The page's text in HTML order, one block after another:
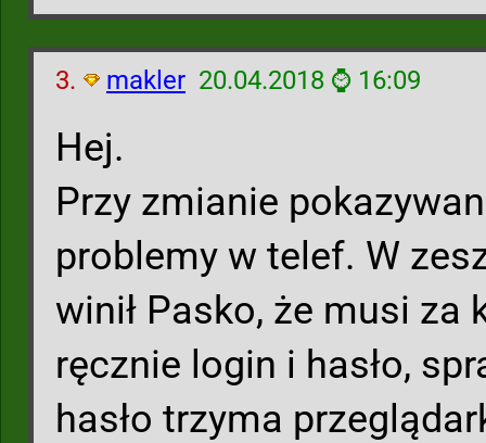
3. makler 20.04.2018 ⌚ 16:09
Hej.
Przy zmianie
problemy w telef. W
winił Pasko, że musi za
ręcznie login i hasło,
hasło trzyma